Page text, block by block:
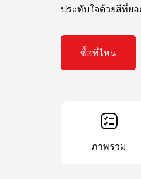
ประทับใจด้วยสีที่ย
ซื้อที่ไหน
ภาพรวม